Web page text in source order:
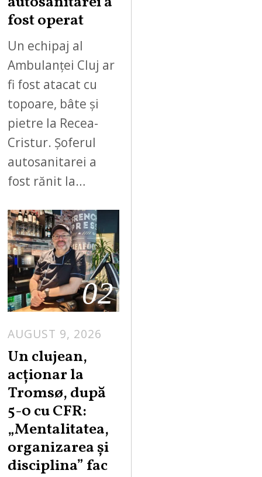
fost operat
Un echipaj al
Ambulanței Cluj ar
fi fost atacat cu
topoare, bâte și
pietre la Recea-
Cristur. Șoferul
autosanitarei a
fost rănit la…
02
AUGUST 9, 2026
Un clujean,
acționar la
Tromsø, după
5-0 cu CFR:
„Mentalitatea,
organizarea și
disciplina” fac